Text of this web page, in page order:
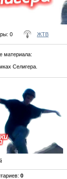
: 0 ЖТВ
материала:
Селигера.
: 0